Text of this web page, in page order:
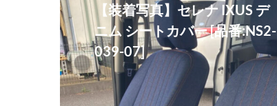
【装着写真】セレナ IXUS デ
ニム シートカバー [品番:NS2-
039-07]